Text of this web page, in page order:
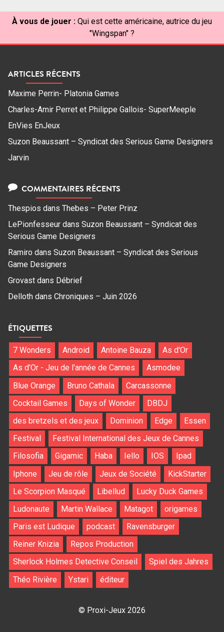
À vous de jouer : Qui est cette américaine, autrice du jeu
"Wingspan" ?
ARTICLES RÉCENTS
Maxime Perrin- Platonia Games
Charles-Amir Perret et Philippe Gallois- SuperMeeple
EnVies EnJeux
Suzon Beaussant – Syndicat des Serious Game Designers
Jarvin
COMMENTAIRES RÉCENTS
Thespios dans Thebes – Peter Prinz
LePionfesseur dans Suzon Beaussant – Syndicat des
Serious Game Designers
Ramiro dans Suzon Beaussant – Syndicat des Serious
Game Designers
Grovast dans Débrief
Delloth dans Chroniques – Juin 2026
ÉTIQUETTES
7 Wonders Android Antoine Bauza
As d'Or
As d'Or - Jeu de l'année de Cannes
Asmodee
Blue Orange
Bruno Cathala
Carcassonne
Cocktail Games
Days of Wonder
DBDJ
des bretzels et des jeux
Dominion Edge
Essen
Festival
Festival International des Jeux de Cannes
Filosofia
Gigamic Haba Iello IOS
Ipad
Iphone
Jeu de rôle Jeux de Société
KickStarter
Le Scorpion Masqué
Libellud
Lucky Duck Games
Ludonaute
Martin Wallace Matagot
origames
Paris est Ludique
podcast
Ravensburger
Reiner Knizia
Repos Production
Sherlock Holmes Detective Conseil
Spiel des Jahres
Théo Rivière
Ystari éditeur
© Proxi-Jeux 2026